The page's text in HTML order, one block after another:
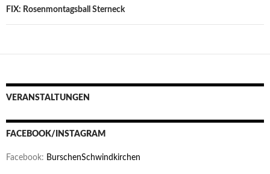
FIX: Rosenmontagsball Sterneck
VERANSTALTUNGEN
FACEBOOK/INSTAGRAM
Facebook: BurschenSchwindkirchen